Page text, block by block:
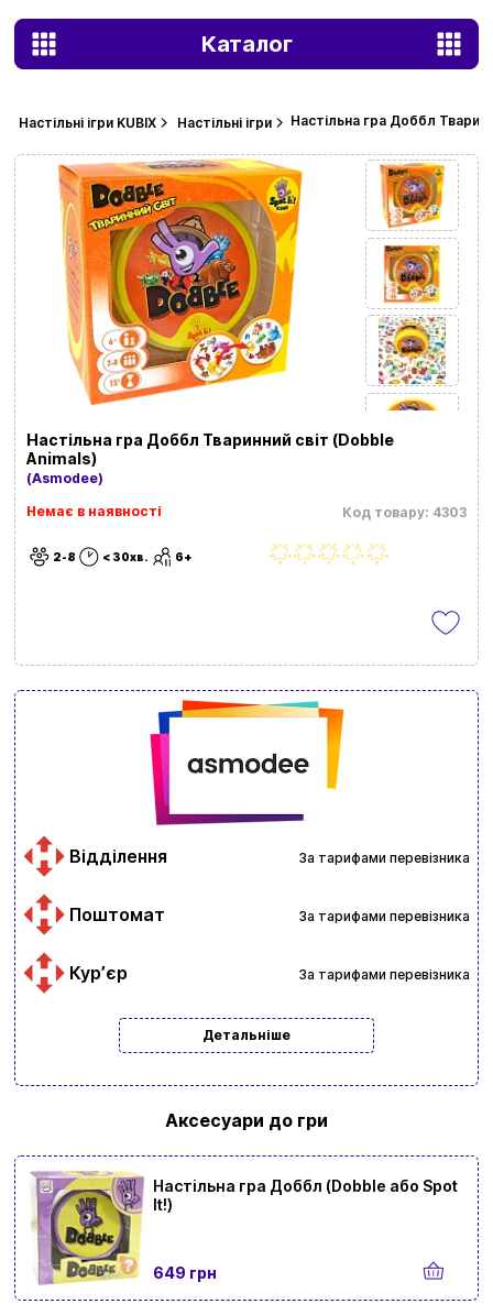
Каталог
Настільні ігри KUBIX Настільні ігри Настільна гра Доббл
Настільна гра Доббл Тваринний світ (Dobble
Animals)
(Asmodee)
Код товару: 4303
Немає в наявності
2-8 < 30хв. 6+
Відділення За тарифами перевізника
Поштомат За тарифами перевізника
Курʼєр За тарифами перевізника
Детальніше
Аксесуари до гри
649 грн
Настільна гра Доббл (Dobble або Spot
It!)